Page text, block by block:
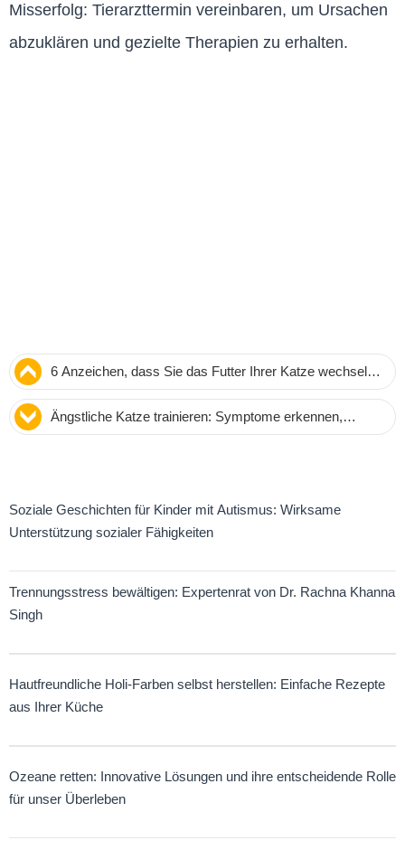
Misserfolg: Tierarzttermin vereinbaren, um Ursachen
abzuklären und gezielte Therapien zu erhalten.
6 Anzeichen, dass Sie das Futter Ihrer Katze wechseln
sollten – Expertenrat
Ängstliche Katze trainieren: Symptome erkennen,
Ursachen beheben und wirksam behandeln
Soziale Geschichten für Kinder mit Autismus: Wirksame
Unterstützung sozialer Fähigkeiten
Trennungsstress bewältigen: Expertenrat von Dr. Rachna Khanna
Singh
Hautfreundliche Holi-Farben selbst herstellen: Einfache Rezepte
aus Ihrer Küche
Ozeane retten: Innovative Lösungen und ihre entscheidende Rolle
für unser Überleben